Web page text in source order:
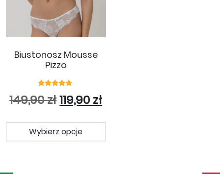
Biustonosz Mousse
Pizzo
5.00
na 5
149,90złPierwotna cena wynosiła:
119,90 złAktualna cena
Wybierz opcje
Ten produkt ma wiele